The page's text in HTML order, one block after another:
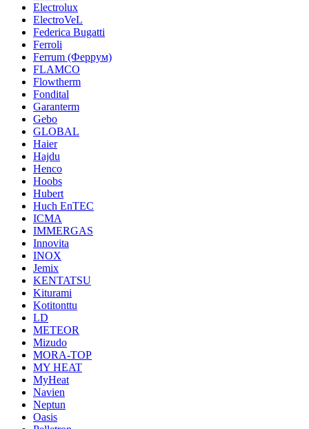
Electrolux
ElectroVeL
Federica Bugatti
Ferroli
Ferrum (Феррум)
FLAMCO
Flowtherm
Fondital
Garanterm
Gebo
GLOBAL
Haier
Hajdu
Henco
Hoobs
Hubert
Huch EnTEC
ICMA
IMMERGAS
Innovita
INOX
Jemix
KENTATSU
Kiturami
Kotitonttu
LD
METEOR
Mizudo
MORA-TOP
MY HEAT
MyHeat
Navien
Neptun
Oasis